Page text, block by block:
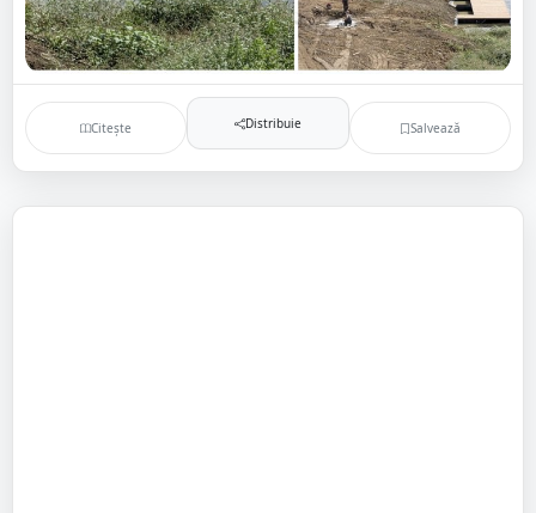
Citește Distribuie Salvează